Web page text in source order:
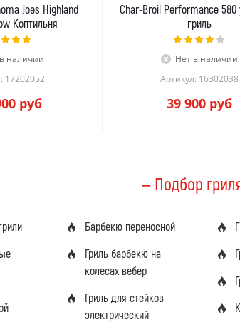
Joes Highland
Коптильня
наличии
17202052
руб
Char-Broil Performance 580
гриль
Нет в наличии
Артикул: 16302038
39 900 руб
— Подбор
Барбекю переносной
Гриль барбекю на
колесах вебер
Гриль для стейков
электрический